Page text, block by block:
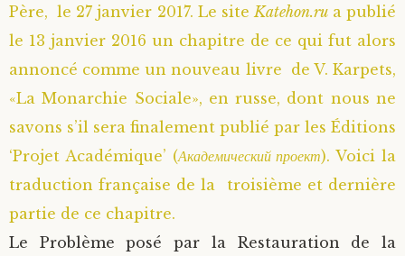
Père, le 27 janvier 2017. Le siteKatehon.rua publié
le 13 janvier 2016 un chapitre de ce qui fut alors
annoncé comme un nouveau livre de V. Karpets,
«La Monarchie Sociale», en russe, dont nous ne
savons s’il sera finalement publié par les Éditions
‘Projet Académique’ (Академический проект). Voici la
traduction française de la troisième et dernière
partie de ce chapitre.
Le Problème posé par la Restauration de la